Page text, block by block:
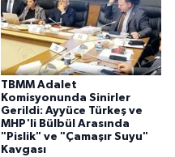
TBMM Adalet
Komisyonunda Sinirler
Gerildi: Ayyüce Türkeş ve
MHP'li Bülbül Arasında
"Pislik" ve "Çamaşır Suyu"
Kavgası